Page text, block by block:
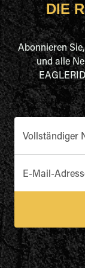
DIE
Abonnieren
und alle
Vollständiger
E-Mail-